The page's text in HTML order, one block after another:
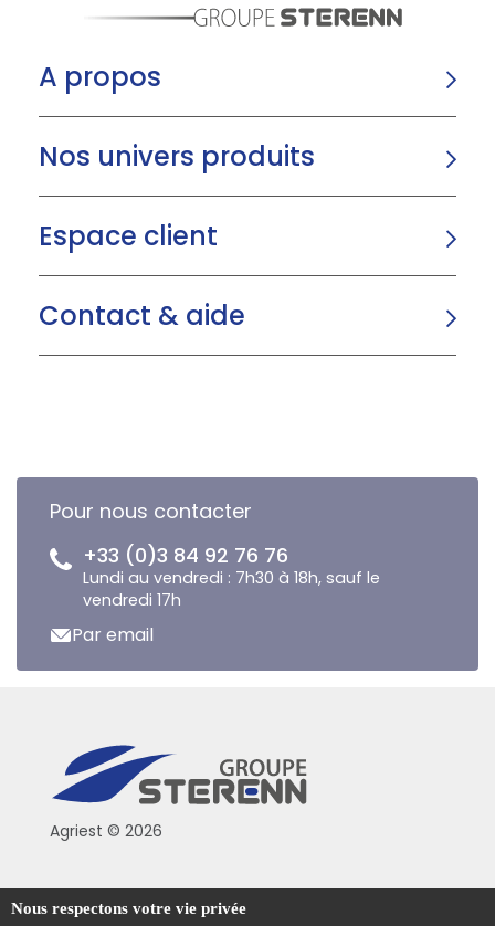
A propos
Nos univers produits
Espace client
Contact & aide
Pour nous contacter
+33 (0)3 84 92 76 76
Lundi au vendredi : 7h30 à 18h, sauf le
vendredi 17h
Par email
Agriest © 2026
Conditions générales de vente
Nous respectons votre vie privée